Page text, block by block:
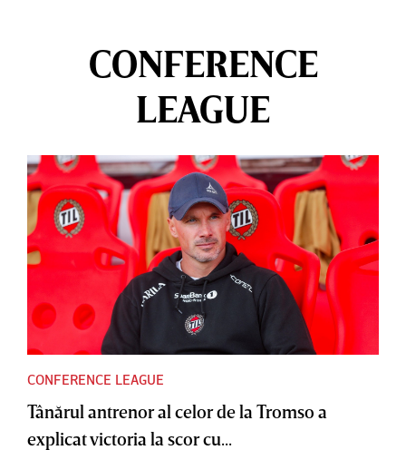
CONFERENCE
LEAGUE
CONFERENCE LEAGUE
Tânărul antrenor al celor de la Tromso a
explicat victoria la scor cu...